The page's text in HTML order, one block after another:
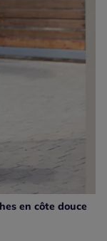
en côte douce